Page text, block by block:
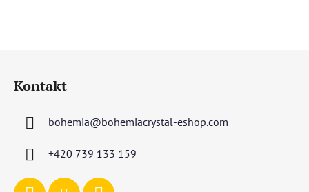
Kontakt
bohemia@bohemiacrystal-eshop.com
+420 739 133 159